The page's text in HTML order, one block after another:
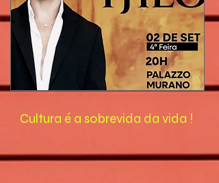
Cultura é a sobrevida da vida !